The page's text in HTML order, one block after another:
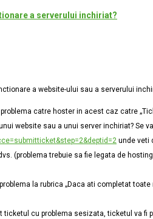
a serverului inchiriat?
a website-ului sau a serverului
catre hoster in acest caz catre
website sau a unui server inchiriat? Se
unde veti
(problema trebuie sa fie legata de
la rubrica „Daca ati completat
cu problema sesizata, ticketul va